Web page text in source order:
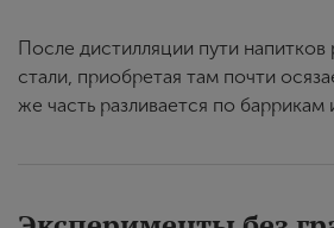
После дистилляции пути
стали, приобретая там почти
же часть разливается по